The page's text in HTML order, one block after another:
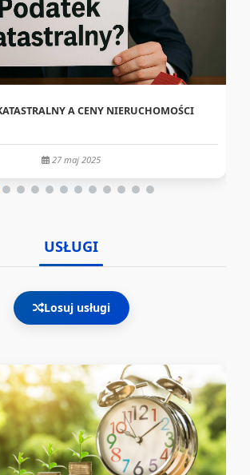
A CENY NIERUCHOMOŚCI
27 maj 2025
USŁUGI
Losuj usługi